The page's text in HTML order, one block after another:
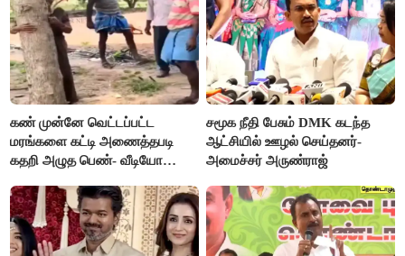
கண் முன்னே வெட்டப்பட்ட
மரங்களை கட்டி அணைத்தபடி
கதறி அழுத பெண்- வீடியோ
சமூக நீதி பேசும் DMK கடந்த
ஆட்சியில் ஊழல் செய்தனர்-
அமைச்சர் அருண்ராஜ்